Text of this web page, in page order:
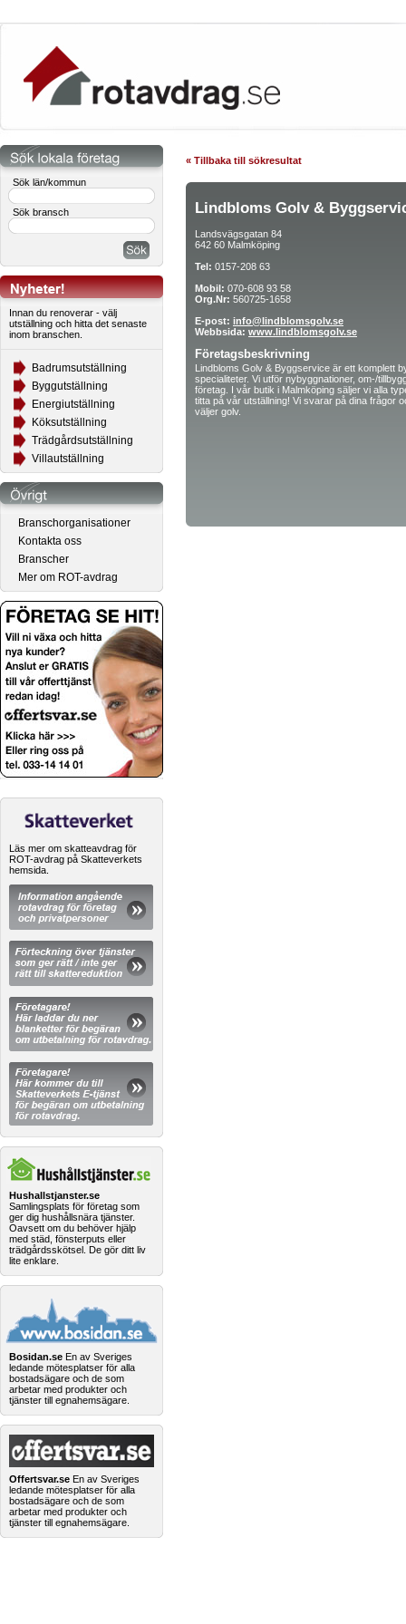
Sök län/kommun
Sök bransch
Innan du renoverar - välj
utställning och hitta det senaste
inom branschen.
Badrumsutställning
Byggutställning
Energiutställning
Köksutställning
Trädgårdsutställning
Villautställning
Branschorganisationer
Kontakta oss
Branscher
Mer om ROT-avdrag
Läs mer om skatteavdrag för
ROT-avdrag på Skatteverkets
hemsida.
Hushallstjanster.se
Samlingsplats för företag som
ger dig hushållsnära tjänster.
Oavsett om du behöver hjälp
med städ, fönsterputs eller
trädgårdsskötsel. De gör ditt liv
lite enklare.
Bosidan.se En av Sveriges
ledande mötesplatser för alla
bostadsägare och de som
arbetar med produkter och
tjänster till egnahemsägare.
Offertsvar.se En av Sveriges
ledande mötesplatser för alla
bostadsägare och de som
arbetar med produkter och
tjänster till egnahemsägare.
« Tillbaka till sökresultat
Lindbloms Golv &
Landsvägsgatan 84
642 60 Malmköping
Tel: 0157-208 63
Mobil: 070-608 93 58
Org.Nr: 560725-1658
E-post: info@lindblomsgolv.se
Webbsida: www.lindblomsgolv.se
Företagsbeskrivning
Lindbloms Golv & Byggservice är ett komplett
specialiteter. Vi utför nybyggnationer, om-/
företag. I vår butik i Malmköping säljer vi alla
titta på vår utställning! Vi svarar på dina frågor
väljer golv.